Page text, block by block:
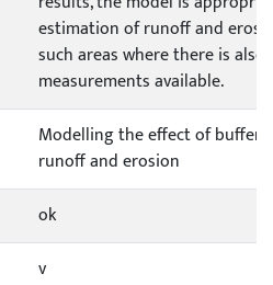
estimation of runoff and
such areas where there is also
measurements available.
Modelling the effect of buffer
runoff and erosion
ok
v